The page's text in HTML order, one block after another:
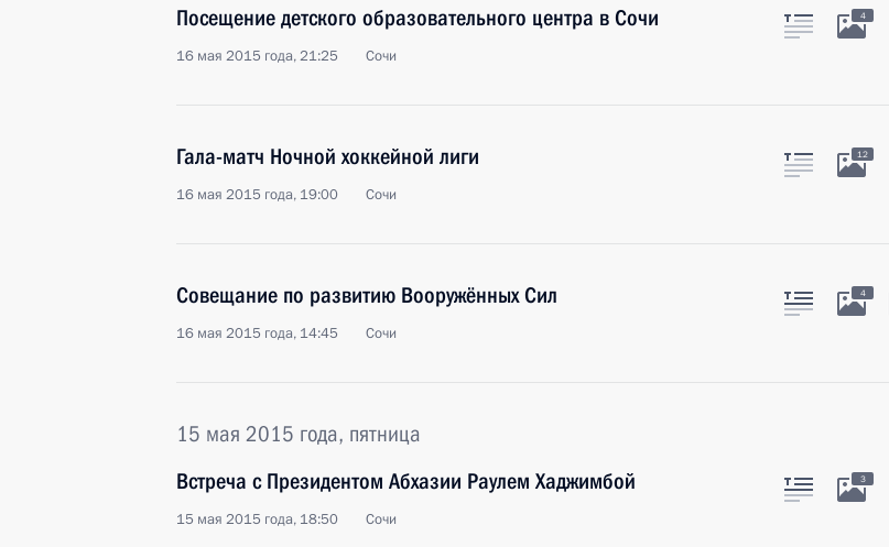
Посещение детского образовательного центра в Сочи
16 мая 2015 года, 21:25 Сочи
4
Гала-матч Ночной хоккейной лиги
16 мая 2015 года, 19:00 Сочи
12
Совещание по развитию Вооружённых Сил
16 мая 2015 года, 14:45 Сочи
4
15 мая 2015 года, пятница
Встреча с Президентом Абхазии Раулем Хаджимбой
15 мая 2015 года, 18:50 Сочи
3